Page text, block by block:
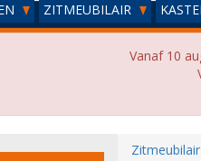
ZITMEUBILAIR
Vanaf 10
Zitmeubilair